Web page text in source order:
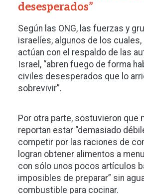
desesperados”
Según las ONG, las fuerzas y
israelíes, algunos de los cuales,
actúan con el respaldo de las
Israel, “abren fuego de forma
civiles desesperados que lo
sobrevivir”.
Por otra parte, sostuvieron que
reportan estar “demasiado
competir por las raciones de
logran obtener alimentos a
con sólo unos pocos artículos
imposibles de preparar” sin
combustible para cocinar.